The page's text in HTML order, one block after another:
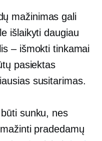
mažinimas gali
išlaikyti daugiau
– išmokti tinkamai
pasiektas
susitarimas.
sunku, nes
pradedamų